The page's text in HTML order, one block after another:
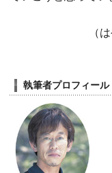
（
執筆者プロフィール